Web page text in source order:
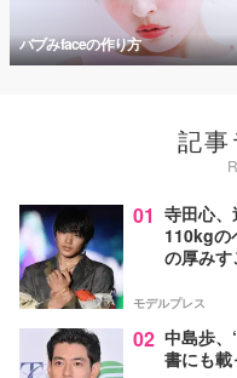
バブみfaceの作り方
記
01 寺田心
110kgの
の厚み
モデルプレス
02 中島歩
書にも